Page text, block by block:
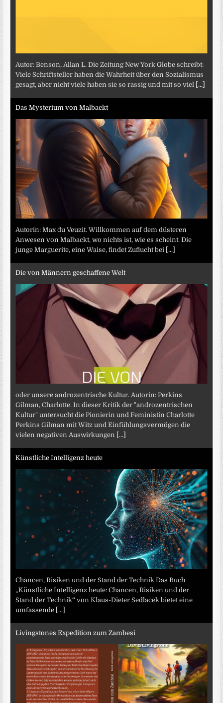
Autor: Benson, Allan L. Die Zeitung New York Globe schreibt:
Viele Schriftsteller haben die Wahrheit über den Sozialismus
gesagt, aber nicht viele haben sie so rassig und mit so viel
[...]
Das Mysterium von Malbackt
Autorin: Max du Veuzit. Willkommen auf dem düsteren
Anwesen von Malbackt, wo nichts ist, wie es scheint. Die
junge Marguerite, eine Waise, findet Zuflucht bei
[...]
Die von Männern geschaffene Welt
oder unsere androzentrische Kultur. Autorin: Perkins
Gilman, Charlotte. In dieser Kritik der "androzentrischen
Kultur" untersucht die Pionierin und Feministin Charlotte
Perkins Gilman mit Witz und Einfühlungsvermögen die
vielen negativen Auswirkungen
[...]
Künstliche Intelligenz heute
Chancen, Risiken und der Stand der Technik Das Buch
„Künstliche Intelligenz heute: Chancen, Risiken und der
Stand der Technik“ von Klaus-Dieter Sedlacek bietet eine
umfassende [...]
Livingstones Expedition zum Zambesi